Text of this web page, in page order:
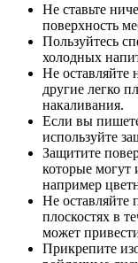
Не ставьте
поверхность
Пользуйтесь
холодных
Не оставляйте
другие легко
накаливания.
Если вы
используйте
Защитите
которые могут
например
Не оставляйте
плоскостях в
может
Прикрепите